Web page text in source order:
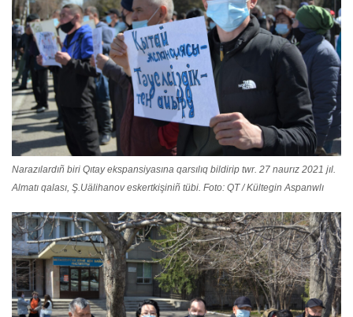
Narazılardıñ biri Qıtay ekspansiyasına qarsılıq bildirip twr. 27 naurız 2021 jıl.
Almatı qalası, Ş.Uälihanov eskertkişiniñ tübi. Foto: QT / Kültegin Aspanwlı